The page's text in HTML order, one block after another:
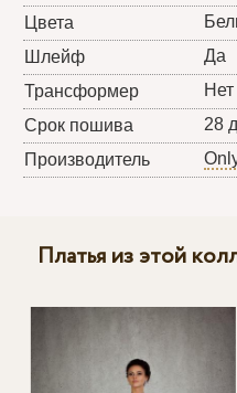
Цвета
Шлейф
Да
Трансформер
Нет
Срок пошива
28
Производитель
Платья из этой